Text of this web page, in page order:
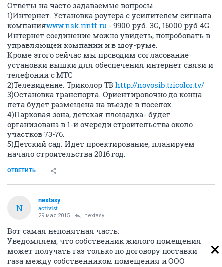
Ответы на часто задаваемые вопросы.
1)Интернет. Установка роутера с усилителем сигнала
компанияwww.nsk.rintt.ru - 9900 руб. 3G, 16000 руб 4G.
Интернет соединение можно увидеть, попробовать в
управляющей компании и в шоу-руме.
Кроме этого сейчас мы проводим согласование
установки вышки для обеспечения интернет связи и
телефонии с МТС
2)Телевидение. Триколор ТВ http://novosib.tricolor.tv/
3)Остановка транспорта. Ориентировочно до конца
лета будет размещена на въезде в поселок.
4)Парковая зона, детская площадка- будет
организована в 1-й очереди строительства около
участков 73-76.
5)Детский сад. Идет проектирование, планируем
начало строительства 2016 год.
ОТВЕТИТЬ
N
nextasy
activist
29 мая 2015 nextasy
Вот самая непонятная часть:
Уведомляем, что собственник жилого помещения
может получать газ только по договору поставки
газа между собственником помещения и ООО